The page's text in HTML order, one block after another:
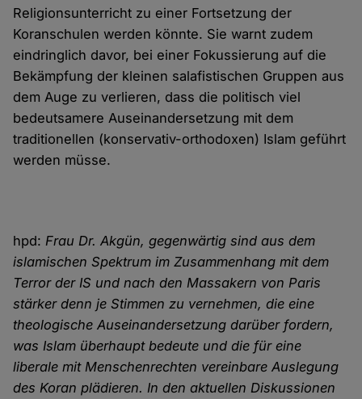
Religionsunterricht zu einer Fortsetzung der
Koranschulen werden könnte. Sie warnt zudem
eindringlich davor, bei einer Fokussierung auf die
Bekämpfung der kleinen salafistischen Gruppen aus
dem Auge zu verlieren, dass die politisch viel
bedeutsamere Auseinandersetzung mit dem
traditionellen (konservativ-orthodoxen) Islam geführt
werden müsse.
hpd:Frau Dr. Akgün, gegenwärtig sind aus dem
islamischen Spektrum im Zusammenhang mit dem
Terror der IS und nach den Massakern von Paris
stärker denn je Stimmen zu vernehmen, die eine
theologische Auseinandersetzung darüber fordern,
was Islam überhaupt bedeute und die für eine
liberale mit Menschenrechten vereinbare Auslegung
des Koran plädieren. In den aktuellen Diskussionen